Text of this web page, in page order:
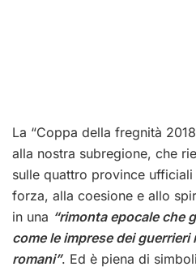
La “Coppa della fregnità
alla nostra subregione, che
sulle quattro province
forza, alla coesione e allo
in una “rimonta epocale che
come le imprese dei guerrieri
romani”. Ed è piena di